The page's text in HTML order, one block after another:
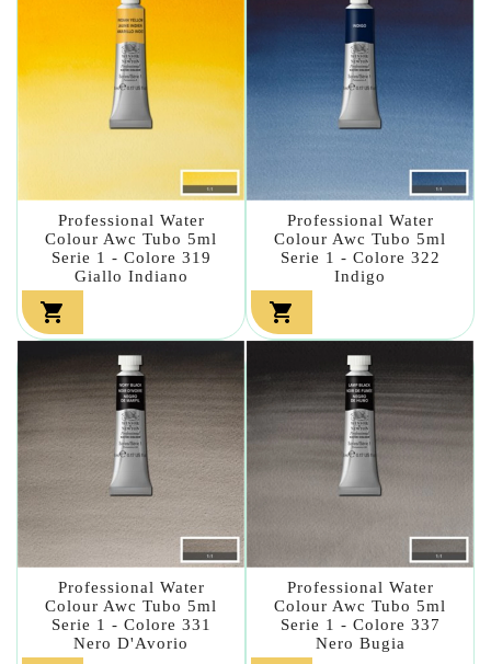
Professional Water
Colour Awc Tubo 5ml
Serie 1 - Colore 319
Giallo Indiano

Professional Water
Colour Awc Tubo 5ml
Serie 1 - Colore 322
Indigo

Professional Water
Colour Awc Tubo 5ml
Serie 1 - Colore 331
Nero D'Avorio
Professional Water
Colour Awc Tubo 5ml
Serie 1 - Colore 337
Nero Bugia